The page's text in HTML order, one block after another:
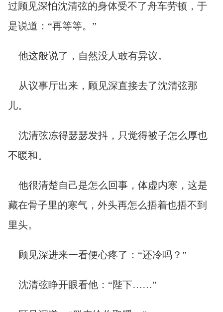
过顾见深怕沈清弦的身体受不了舟车劳顿，于
是说道：“再等等。”
他这般说了，自然没人敢有异议。
从议事厅出来，顾见深直接去了沈清弦那
儿。
沈清弦冻得瑟瑟发抖，只觉得被子怎么厚也
不暖和。
他很清楚自己是怎么回事，体虚内寒，这是
藏在骨子里的寒气，外头再怎么捂着也捂不到
里头。
顾见深进来一看便心疼了：“还冷吗？”
沈清弦睁开眼看他：“陛下……”